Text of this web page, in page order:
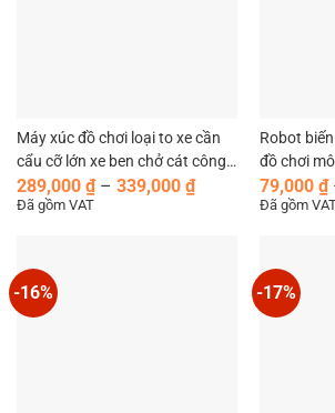
Máy xúc đồ chơi loại to xe cần
cẩu cỡ lớn xe ben chở cát công
trường xe trộn bê tông trẻ em
đồ chơi mô hình xe công trình
289,000 ₫ – 339,000 ₫Khoảng
giá:
339,000 ₫
Đã gồm VAT
Robot
đồ chơi
người máy
79,000 ₫
Đã gồm
-16% -17%